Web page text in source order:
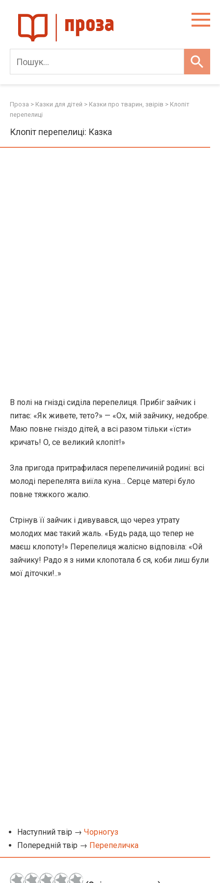
content
Проза > Казки для дітей > Казки про тварин, звірів > Клопіт
перепелиці
Клопіт перепелиці: Казка
В полі на гнізді сиділа перепелиця. Прибіг зайчик і
питає: «Як живете, тето?» — «Ох, мій зайчику, недобре.
Маю повне гніздо дітей, а всі разом тільки «їсти»
кричать! О, се великий клопіт!»
Зла пригода притрафилася перепеличиній родині: всі
молоді перепелята виїла куна… Серце матері було
повне тяжкого жалю.
Стрінув її зайчик і дивувався, що через утрату
молодих має такий жаль. «Будь рада, що тепер не
маєш клопоту!» Перепелиця жалісно відповіла: «Ой
зайчику! Радо я з ними клопотала б ся, коби лиш були
мої діточки!..»
Наступний твір → Чорногуз
Попередній твір → Перепеличка